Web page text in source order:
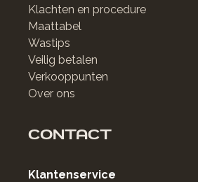
Klachten en procedure
Maattabel
Wastips
Veilig betalen
Verkooppunten
Over ons
CONTACT
Klantenservice